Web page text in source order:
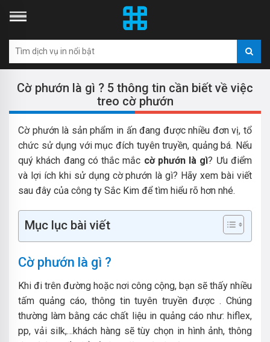
Cờ phướn là gì ? 5 thông tin cần biết về việc
treo cờ phướn
Cờ phướn là sản phẩm in ấn đang được nhiều đơn vị, tổ
chức sử dụng với mục đích tuyên truyền, quảng bá. Nếu
quý khách đang có thắc mắc cờ phướn là gì? Ưu điểm
và lợi ích khi sử dụng cờ phướn là gì? Hãy xem bài viết
sau đây của công ty Sắc Kim để tìm hiểu rõ hơn nhé.
Mục lục bài viết
Cờ phướn là gì ?
Khi đi trên đường hoặc nơi công cộng, bạn sẽ thấy nhiều
tấm quảng cáo, thông tin tuyên truyền được . Chúng
thường làm bằng các chất liệu in quảng cáo như: hiflex,
pp, vải silk,…khách hàng sẽ tùy chọn in hình ảnh, thông